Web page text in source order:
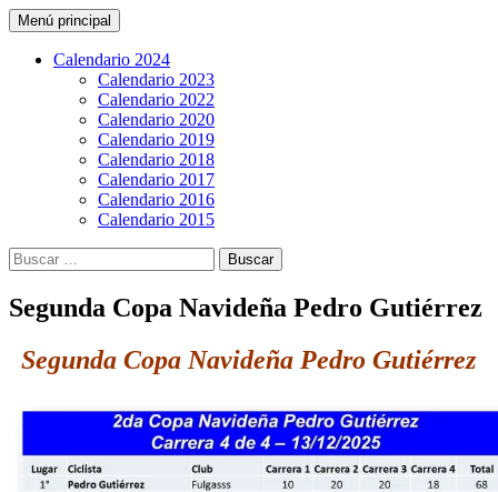
CarreraPro Venezuela
Buscar
Menú principal Saltar
al
contenido
Calendario 2024
Calendario 2023
Calendario 2022
Calendario 2020
Calendario 2019
Calendario 2018
Calendario 2017
Calendario 2016
Calendario 2015
Buscar:
Segunda Copa Navideña Pedro Gutiérrez
Segunda Copa Navideña Pedro Gutiérrez